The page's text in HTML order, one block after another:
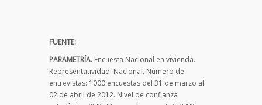
FUENTE:
PARAMETRÍA. Encuesta Nacional en vivienda.
Representatividad: Nacional. Número de
entrevistas: 1000 encuestas del 31 de marzo al
02 de abril de 2012. Nivel de confianza